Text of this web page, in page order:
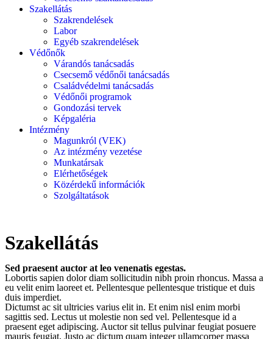
Szakellátás
Szakrendelések
Labor
Egyéb szakrendelések
Védőnők
Várandós tanácsadás
Csecsemő védőnői tanácsadás
Családvédelmi tanácsadás
Védőnői programok
Gondozási tervek
Képgaléria
Intézmény
Magunkról (VEK)
Az intézmény vezetése
Munkatársak
Elérhetőségek
Közérdekű információk
Szolgáltatások
Szakellátás
Sed praesent auctor at leo venenatis egestas.
Lobortis sapien dolor diam sollicitudin nibh proin rhoncus. Massa a
eu velit enim laoreet et. Pellentesque pellentesque tristique et duis
duis imperdiet.
Dictumst ac sit ultricies varius elit in. Et enim nisl enim morbi
sagittis sed. Lectus ut molestie non sed vel. Pellentesque id a
praesent eget adipiscing. Auctor sit tellus pulvinar feugiat posuere
mauris feugiat. Justo ac dictum quam integer ullamcorper massa